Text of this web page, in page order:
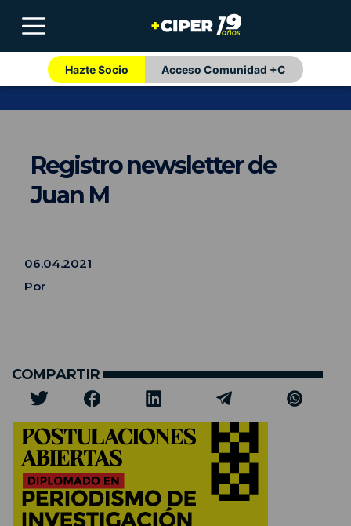
Hazte Socio Acceso Comunidad +C
Registro newsletter de
Juan M
06.04.2021
Por
COMPARTIR